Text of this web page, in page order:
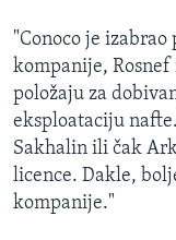
"Conoco je
kompanije, Rosnef
položaju za
eksploataciju
Sakhalin ili čak
licence. Dakle,
kompanije."